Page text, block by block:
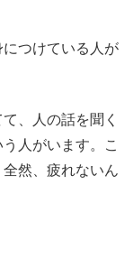
つけている人が
、人の話を聞く
人がいます。こ
然、疲れないん